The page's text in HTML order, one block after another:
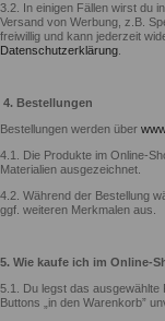
3.2. In einigen Fällen wirst du
Versand von Werbung, z.B.
freiwillig und kann jederzeit
Datenschutzerklärung
4. Bestellungen
Bestellungen werden über
4.1. Die Produkte im Online-
Materialien ausgezeichnet.
4.2. Während der Bestellung
ggf. weiteren Merkmalen aus.
5. Wie kaufe ich im Online-
5.1. Du legst das ausgewählte
Buttons „in den Warenkorb”